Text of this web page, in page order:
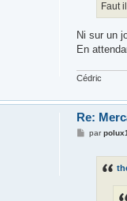
Faut
Ni sur un
En
Cédric
Re:
Mpar